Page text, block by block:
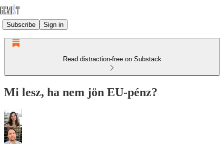
Subscribe Sign in
Read distraction-free on Substack
Mi lesz, ha nem jön EU-pénz?